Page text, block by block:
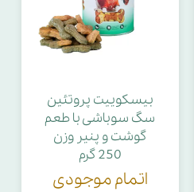
بیسکوییت پروتئین
سگ سوباشی با طعم
گوشت و پنیر وزن
250 گرم
اتمام موجودی